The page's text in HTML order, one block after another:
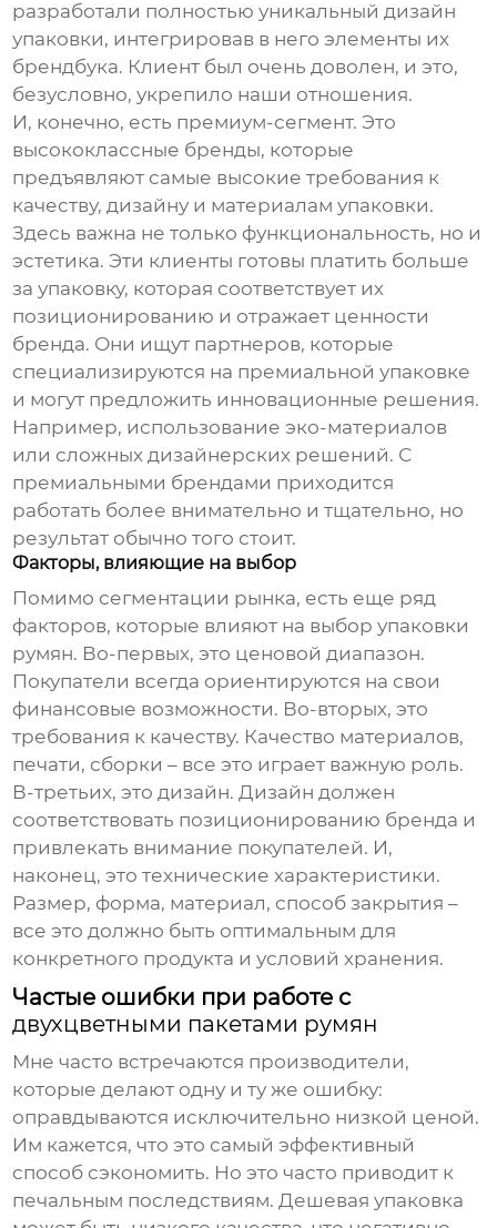
разработали полностью уникальный дизайн
упаковки, интегрировав в него элементы их
брендбука. Клиент был очень доволен, и это,
безусловно, укрепило наши отношения.
И, конечно, есть премиум-сегмент. Это
высококлассные бренды, которые
предъявляют самые высокие требования к
качеству, дизайну и материалам упаковки.
Здесь важна не только функциональность, но и
эстетика. Эти клиенты готовы платить больше
за упаковку, которая соответствует их
позиционированию и отражает ценности
бренда. Они ищут партнеров, которые
специализируются на премиальной упаковке
и могут предложить инновационные решения.
Например, использование эко-материалов
или сложных дизайнерских решений. С
премиальными брендами приходится
работать более внимательно и тщательно, но
результат обычно того стоит.
Факторы, влияющие на выбор
Помимо сегментации рынка, есть еще ряд
факторов, которые влияют на выборупаковки
румян. Во-первых, это ценовой диапазон.
Покупатели всегда ориентируются на свои
финансовые возможности. Во-вторых, это
требования к качеству. Качество материалов,
печати, сборки – все это играет важную роль.
В-третьих, это дизайн. Дизайн должен
соответствовать позиционированию бренда и
привлекать внимание покупателей. И,
наконец, это технические характеристики.
Размер, форма, материал, способ закрытия –
все это должно быть оптимальным для
конкретного продукта и условий хранения.
Частые ошибки при работе с
двухцветными пакетами румян
Мне часто встречаются производители,
которые делают одну и ту же ошибку:
оправдываются исключительно низкой ценой.
Им кажется, что это самый эффективный
способ сэкономить. Но это часто приводит к
печальным последствиям. Дешевая упаковка